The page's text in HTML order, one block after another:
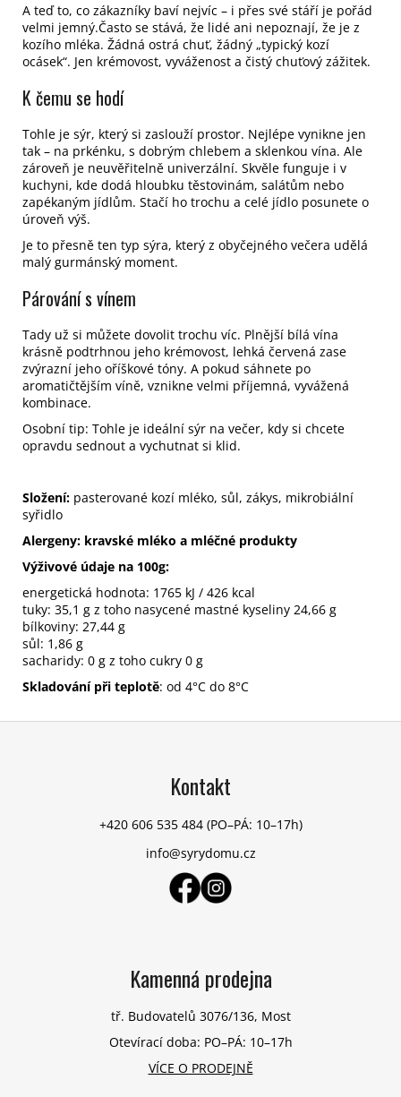
A teď to, co zákazníky baví nejvíc – i přes své stáří je pořád
velmi jemný.Často se stává, že lidé ani nepoznají, že je z
kozího mléka. Žádná ostrá chuť, žádný „typický kozí
ocásek“. Jen krémovost, vyváženost a čistý chuťový zážitek.
K čemu se hodí
Tohle je sýr, který si zaslouží prostor. Nejlépe vynikne jen
tak – na prkénku, s dobrým chlebem a sklenkou vína. Ale
zároveň je neuvěřitelně univerzální. Skvěle funguje i v
kuchyni, kde dodá hloubku těstovinám, salátům nebo
zapékaným jídlům. Stačí ho trochu a celé jídlo posunete o
úroveň výš.
Je to přesně ten typ sýra, který z obyčejného večera udělá
malý gurmánský moment.
Párování s vínem
Tady už si můžete dovolit trochu víc. Plnější bílá vína
krásně podtrhnou jeho krémovost, lehká červená zase
zvýrazní jeho oříškové tóny. A pokud sáhnete po
aromatičtějším víně, vznikne velmi příjemná, vyvážená
kombinace.
Osobní tip: Tohle je ideální sýr na večer, kdy si chcete
opravdu sednout a vychutnat si klid.
Složení: pasterované kozí mléko, sůl, zákys, mikrobiální
syřidlo
Alergeny: kravské mléko a mléčné produkty
Výživové údaje na 100g:
energetická hodnota: 1765 kJ / 426 kcal
tuky: 35,1 g z toho nasycené mastné kyseliny 24,66 g
bílkoviny: 27,44 g
sůl: 1,86 g
sacharidy: 0 g z toho cukry 0 g
Skladování při teplotě: od 4°C do 8°C
Z
Kontakt
+420 606 535 484 (PO–PÁ: 10–17h)
info@syrydomu.cz
Kamenná prodejna
tř. Budovatelů 3076/136, Most
Otevírací doba: PO–PÁ: 10–17h
VÍCE O PRODEJNĚ